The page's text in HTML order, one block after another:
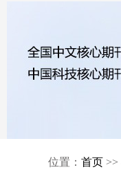
位置： 首页 >>